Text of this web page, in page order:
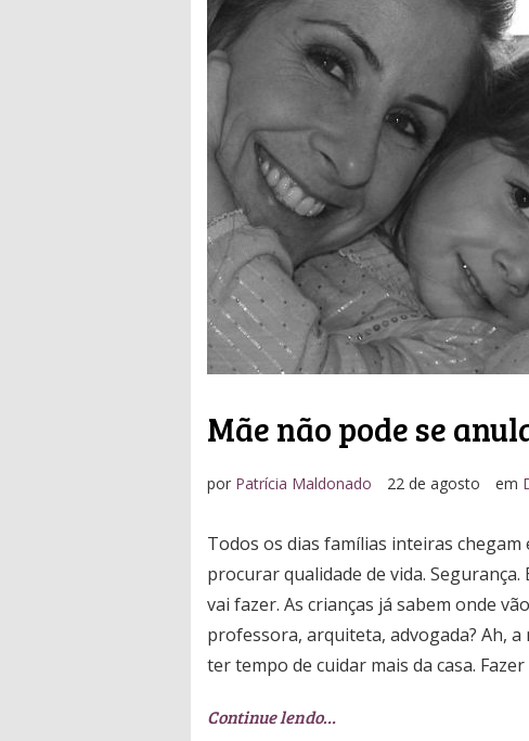
Mãe não pode se
por Patrícia Maldonado 22 de agosto em
Todos os dias famílias inteiras
procurar qualidade de vida.
vai fazer. As crianças já sabem onde
professora, arquiteta, advogada? Ah,
ter tempo de cuidar mais da casa.
Continue lendo…